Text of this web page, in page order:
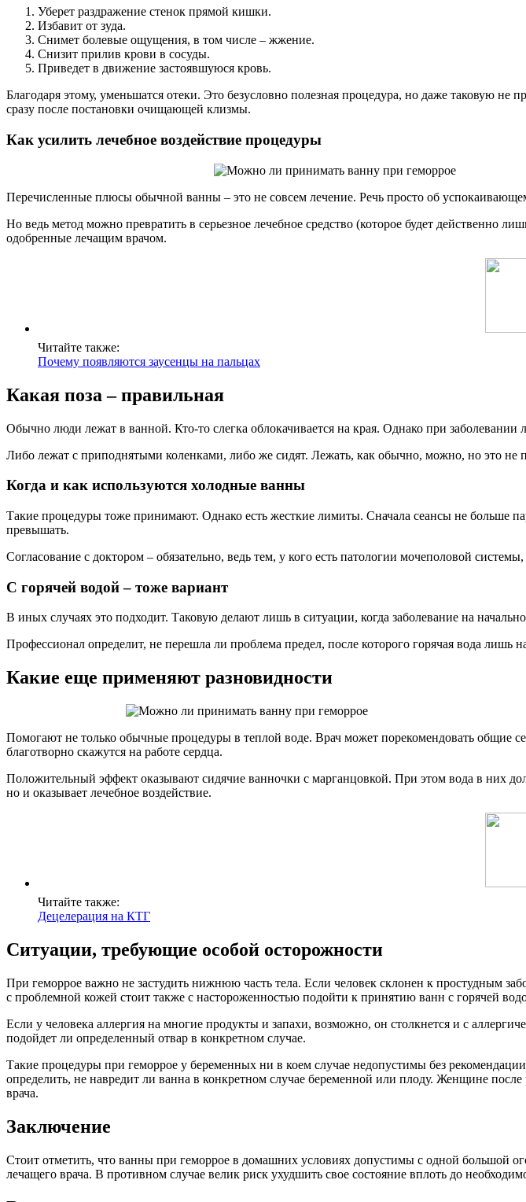
Уберет раздражение стенок прямой кишки.
Избавит от зуда.
Снимет болевые ощущения, в том числе – жжение.
Снизит прилив крови в сосуды.
Приведет в движение застоявшуюся кровь.
Благодаря этому, уменьшатся отеки. Это безусловно полезная процедура, но даже таковую
сразу после постановки очищающей клизмы.
Как усилить лечебное воздействие процедуры
Перечисленные плюсы обычной ванны – это не совсем лечение. Речь просто об
Но ведь метод можно превратить в серьезное лечебное средство (которое будет действенно
одобренные лечащим врачом.
Читайте также:
Почему появляются заусенцы на пальцах
Какая поза – правильная
Обычно люди лежат в ванной. Кто-то слегка облокачивается на края. Однако при заболевании
Либо лежат с приподнятыми коленками, либо же сидят. Лежать, как обычно, можно, но это не
Когда и как используются холодные ванны
Такие процедуры тоже принимают. Однако есть жесткие лимиты. Сначала сеансы не больше
превышать.
Согласование с доктором – обязательно, ведь тем, у кого есть патологии мочеполовой
С горячей водой – тоже вариант
В иных случаях это подходит. Таковую делают лишь в ситуации, когда заболевание на
Профессионал определит, не перешла ли проблема предел, после которого горячая вода лишь
Какие еще применяют разновидности
Помогают не только обычные процедуры в теплой воде. Врач может порекомендовать общие
благотворно скажутся на работе сердца.
Положительный эффект оказывают сидячие ванночки с марганцовкой. При этом вода в них
но и оказывает лечебное воздействие.
Читайте также:
Децелерация на КТГ
Ситуации, требующие особой осторожности
При геморрое важно не застудить нижнюю часть тела. Если человек склонен к простудным
с проблемной кожей стоит также с настороженностью подойти к принятию ванн с горячей
Если у человека аллергия на многие продукты и запахи, возможно, он столкнется и с
подойдет ли определенный отвар в конкретном случае.
Такие процедуры при геморрое у беременных ни в коем случае недопустимы без
определить, не навредит ли ванна в конкретном случае беременной или плоду. Женщине
врача.
Заключение
Стоит отметить, что ванны при геморрое в домашних условиях допустимы с одной большой
лечащего врача. В противном случае велик риск ухудшить свое состояние вплоть до